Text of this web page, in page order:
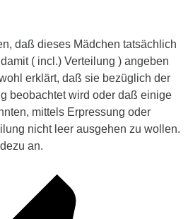
daß dieses Mädchen tatsächlich
( incl.) Verteilung ) angeben
erklärt, daß sie bezüglich der
beobachtet wird oder daß einige
mittels Erpressung oder
nicht leer ausgehen zu wollen.
an.